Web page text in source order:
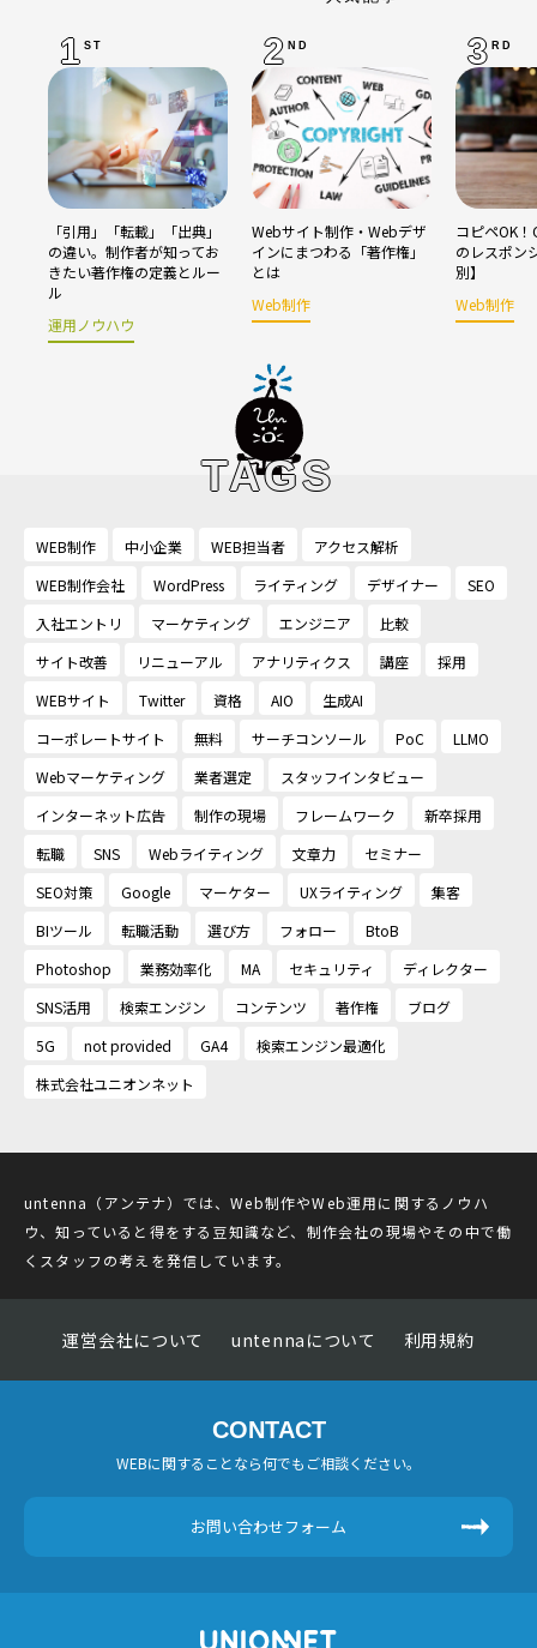
1 ST
「引用」「転載」「出典」
の違い。制作者が知ってお
きたい著作権の定義とルー
ル
運用ノウハウ
2 ND
Webサイト制作・Webデザ
インにまつわる「著作権」
とは
Web制作
3 RD
コピペOK
のレスポン
別】
Web制作
TAGS
WEB制作 中小企業 WEB担当者
アクセス解析
WEB制作会社
WordPress ライティング デザイナー
SEO
入社エントリ
マーケティング エンジニア
比較
サイト改善
リニューアル アナリティクス 講座
採用
WEBサイト
Twitter 資格 AIO
生成AI
コーポレートサイト
無料 サーチコンソール PoC
LLMO
Webマーケティング
業者選定
スタッフインタビュー
インターネット広告
制作の現場 フレームワーク
新卒採用
転職
SNS Webライティング 文章力
セミナー
SEO対策
Google マーケター UXライティング
集客
BIツール
転職活動 選び方 フォロー
BtoB
Photoshop
業務効率化 MA セキュリティ
ディレクター
SNS活用
検索エンジン コンテンツ 著作権
ブログ
5G
not provided GA4
検索エンジン最適化
株式会社ユニオンネット
untenna（アンテナ）では、Web制作やWeb運用に関するノウハ
ウ、知っていると得をする豆知識など、制作会社の現場やその中で働
くスタッフの考えを発信しています。
運営会社について untennaについて 利用規約
CONTACT
WEBに関することなら何でもご相談ください。
お問い合わせフォーム